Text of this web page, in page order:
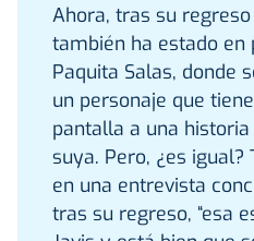
Ahora, tras su
también ha estado
Paquita Salas, donde
un personaje que
pantalla a una
suya. Pero, ¿es
en una entrevista
tras su regreso, “esa